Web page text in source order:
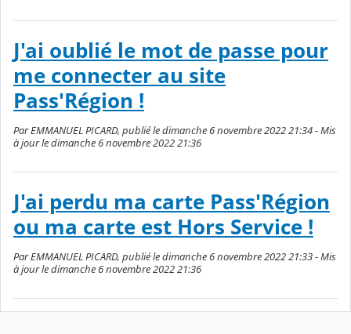
J'ai oublié le mot de passe pour
me connecter au site
Pass'Région !
Par EMMANUEL PICARD, publié le dimanche 6 novembre 2022 21:34 - Mis
à jour le dimanche 6 novembre 2022 21:36
J'ai perdu ma carte Pass'Région
ou ma carte est Hors Service !
Par EMMANUEL PICARD, publié le dimanche 6 novembre 2022 21:33 - Mis
à jour le dimanche 6 novembre 2022 21:36